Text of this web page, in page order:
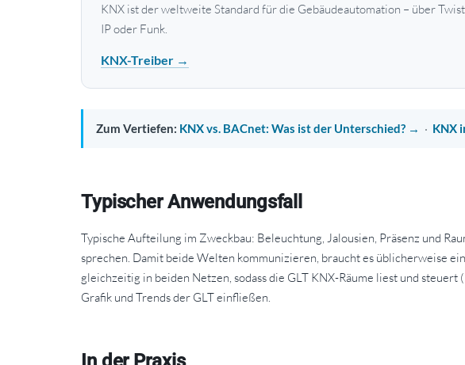
KNX ist der weltweite Standard für die Gebäudeautomation – über
IP oder Funk.
KNX-Treiber →
Zum Vertiefen: KNX vs. BACnet: Was ist der Unterschied? → · KNX
Typischer Anwendungsfall
Typische Aufteilung im Zweckbau: Beleuchtung, Jalousien, Präsenz und
sprechen. Damit beide Welten kommunizieren, braucht es üblicherweise
gleichzeitig in beiden Netzen, sodass die GLT KNX-Räume liest und
Grafik und Trends der GLT einfließen.